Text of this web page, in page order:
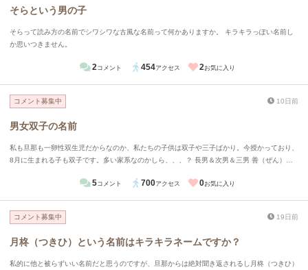
そらという男の子
そらって読み方の名前でシワシワな古風な名前って何かありますか。 キラキラっぽい名前し
か思いつきません。
2 コメント 454アクセス 2 お気に入り
コメント募集中 10日前
男女双子の名前
私も旦那も一卵性双生児だからなのか、私たちの子供は双子や三子ばかり。今授かっており、
8月に生まれる子も双子です。多い家系なのかしら、、、？ 長男＆次男＆三男 善（ぜん）藍
が、何かいい候補はあるでしょうか。家で出ている候補としては、 絃（げん）くん＆琴（こ
5コメント 700アクセス 0お気に入り
コメント募集中 19日前
月柊（つきひ）という名前はキラキラネームですか？
私的に他と被らずいい名前だと思うのですが、旦那からは絶対聞き返されるし月柊（つきひ）